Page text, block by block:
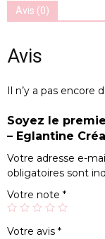
Avis (0)
Avis
Il n’y a pas encore
Soyez le
– Eglantine
Votre adresse e-
obligatoires sont
Votre note *
Votre avis *